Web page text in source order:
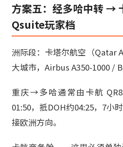
方案五：经多哈中转 →
Qsuite玩家档
洲际段：卡塔尔航空（Qatar
大城市，Airbus A350-1000 /
重庆→多哈通常由卡航
01:50，抵DOH约04:25，7小
接欧洲方向。